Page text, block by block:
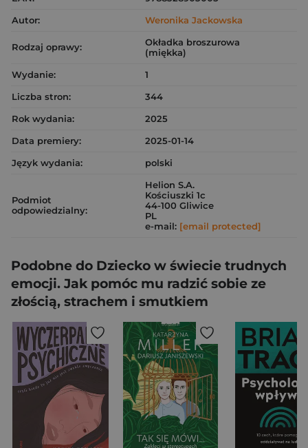
Autor:
Weronika Jackowska
Rodzaj oprawy:
Okładka broszurowa
(miękka)
Wydanie:
1
Liczba stron:
344
Rok wydania:
2025
Data premiery:
2025-01-14
Język wydania:
polski
Podmiot
odpowiedzialny:
Helion S.A.
Kościuszki 1c
44-100 Gliwice
PL
e-mail: [email protected]
Podobne do Dziecko w świecie trudnych
emocji. Jak pomóc mu radzić sobie ze
złością, strachem i smutkiem